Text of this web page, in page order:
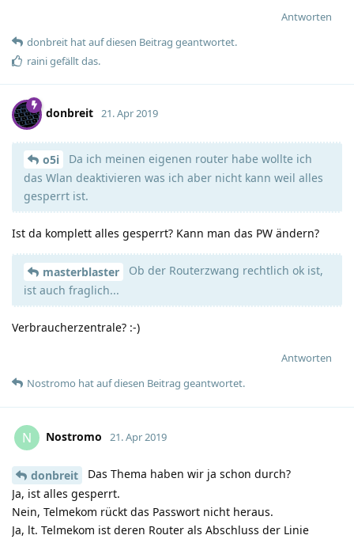
Antworten
donbreit hatauf diesen Beitrag geantwortet.
rainigefällt das.
donbreit 21. Apr 2019
o5i
Da ich meinen eigenen router habe wollte ich
das Wlan deaktivieren was ich aber nicht kann weil alles
gesperrt ist.
Ist da komplett alles gesperrt? Kann man das PW ändern?
masterblaster
Ob der Routerzwang rechtlich ok ist,
ist auch fraglich...
Verbraucherzentrale? :-)
Antworten
Nostromo hatauf diesen Beitrag geantwortet.
N Nostromo 21. Apr 2019
donbreit
Das Thema haben wir ja schon durch?
Ja, ist alles gesperrt.
Nein, Telmekom rückt das Passwort nicht heraus.
Ja, lt. Telmekom ist deren Router als Abschluss der Linie